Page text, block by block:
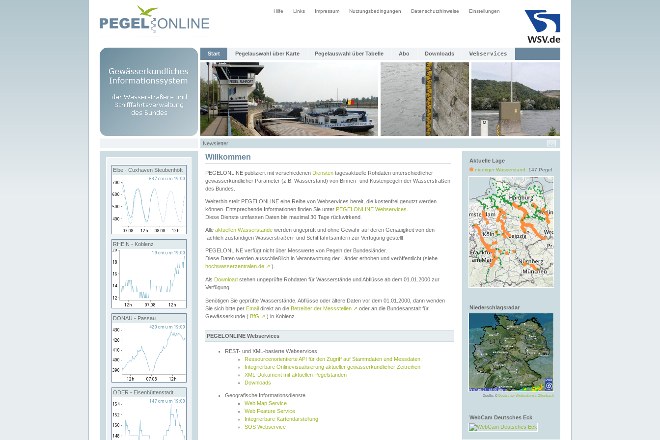
Hilfe Links Impressum Nutzungsbedingungen Datenschutzhinweise Einstellungen
Start Pegelauswahl über Karte Pegelauswahl über Tabelle Abo Downloads Webservices
Newsletter
Elbe - Cuxhaven Steubenhöft
RHEIN - Koblenz
DONAU - Passau
ODER - Eisenhüttenstadt
Aktuelle Lage
niedriger Wasserstand: 147 Pegel
Niederschlagsradar
Quelle: © Deutscher Wetterdienst, Offenbach
WebCam Deutsches Eck
Willkommen
PEGELONLINE publiziert mit verschiedenen Diensten tagesaktuelle Rohdaten unterschiedlicher
gewässerkundlicher Parameter (z.B. Wasserstand) von Binnen- und Küstenpegeln der Wasserstraßen
des Bundes.
Weiterhin stellt PEGELONLINE eine Reihe von Webservices bereit, die kostenfrei genutzt werden
können. Entsprechende Informationen finden Sie unter PEGELONLINE Webservices
Diese Dienste umfassen Daten bis maximal 30 Tage rückwirkend.
Alle aktuellen Wasserstände werden ungeprüft und ohne Gewähr auf deren Genauigkeit von den
fachlich zuständigen Wasserstraßen- und Schifffahrtsämtern zur Verfügung gestellt.
PEGELONLINE verfügt nicht über Messwerte von Pegeln der Bundesländer.
Diese Daten werden ausschließlich in Verantwortung der Länder erhoben und veröffentlicht (siehe
hochwasserzentralen.de ↗ ).
Als Download stehen ungeprüfte Rohdaten für Wasserstände und Abflüsse ab dem 01.01.2000 zur
Verfügung.
Benötigen Sie geprüfte Wasserstände, Abflüsse oder ältere Daten vor dem 01.01.2000, dann wenden
Sie sich bitte per Email direkt an die Betreiber der Messstellen ↗ oder an die Bundesanstalt für
Gewässerkunde ( BfG ↗ ) in Koblenz.
PEGELONLINE Webservices
REST- und XML-basierte Webservices
Ressourcenorientierte API für den Zugriff auf Stammdaten und Messdaten.
Integrierbare Onlinevisualisierung aktueller gewässerkundlicher Zeitreihen
XML-Dokument mit aktuellen Pegelständen
Downloads
Geografische Informationsdienste
Web Map Service
Web Feature Service
Integrierbare Kartendarstellung
SOS Webservice